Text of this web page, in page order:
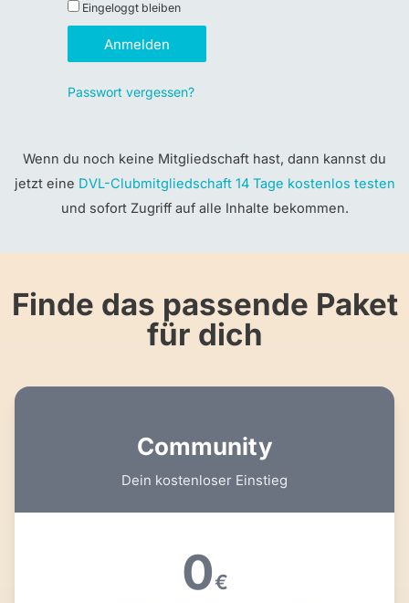
Eingeloggt bleiben
Anmelden
Passwort vergessen?
Wenn du noch keine Mitgliedschaft hast, dann kannst du
jetzt eine DVL-Clubmitgliedschaft 14 Tage kostenlos testen
und sofort Zugriff auf alle Inhalte bekommen.
Finde das passende Paket
für dich
Community
Dein kostenloser Einstieg
0€